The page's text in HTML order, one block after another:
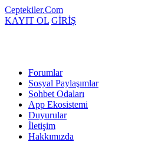
Ceptekiler.Com
KAYIT OL GİRİŞ
Forumlar
Sosyal Paylaşımlar
Sohbet Odaları
App Ekosistemi
Duyurular
İletişim
Hakkımızda